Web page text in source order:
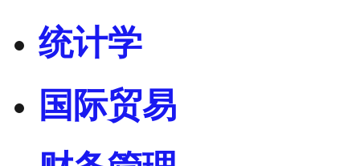
统计学
国际贸易